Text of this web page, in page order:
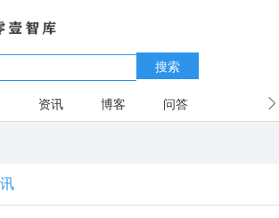
搜索
资讯 博客 问答